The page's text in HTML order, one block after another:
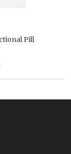
Pill